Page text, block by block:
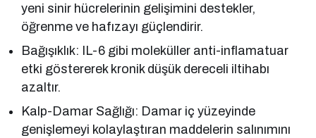
yeni sinir hücrelerinin gelişimini destekler,
öğrenme ve hafızayı güçlendirir.
Bağışıklık: IL-6 gibi moleküller anti-inflamatuar
etki göstererek kronik düşük dereceli iltihabı
azaltır.
Kalp-Damar Sağlığı: Damar iç yüzeyinde
genişlemeyi kolaylaştıran maddelerin salınımını